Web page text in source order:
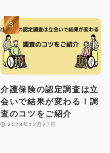
介護保険の認定調査は立
会いで結果が変わる！調
査のコツをご紹介
2023年12月27日